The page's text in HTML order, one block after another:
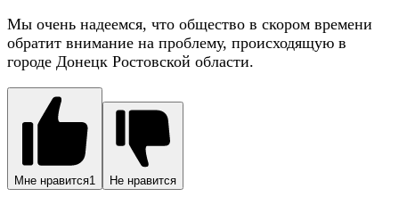
Мы очень надеемся, что общество в скором времени
обратит внимание на проблему, происходящую в
городе Донецк Ростовской области.
Мне нравится1 Не нравится